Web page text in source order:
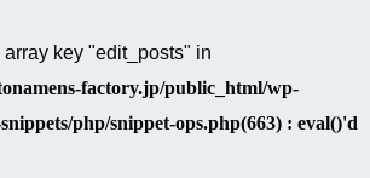
key "edit_posts" in
factory.jp/public_html/wp-
php/snippet-ops.php(663) : eval()'d